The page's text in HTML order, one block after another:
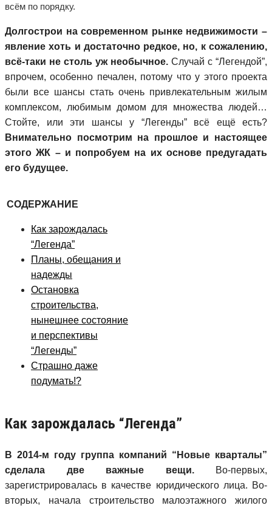
всём по порядку.
Долгострои на современном рынке недвижимости –
явление хоть и достаточно редкое, но, к сожалению,
всё-таки не столь уж необычное. Случай с “Легендой”,
впрочем, особенно печален, потому что у этого проекта
были все шансы стать очень привлекательным жилым
комплексом, любимым домом для множества людей…
Стойте, или эти шансы у “Легенды” всё ещё есть?
Внимательно посмотрим на прошлое и настоящее
этого ЖК – и попробуем на их основе предугадать
его будущее.
СОДЕРЖАНИЕ
Как зарождалась
“Легенда”
Планы, обещания и
надежды
Остановка
строительства,
нынешнее состояние
и перспективы
“Легенды”
Страшно даже
подумать!?
Как зарождалась “Легенда”
В 2014-м году группа компаний “Новые кварталы”
сделала две важные вещи.Во-первых,
зарегистрировалась в качестве юридического лица. Во-
вторых, начала строительство малоэтажного жилого